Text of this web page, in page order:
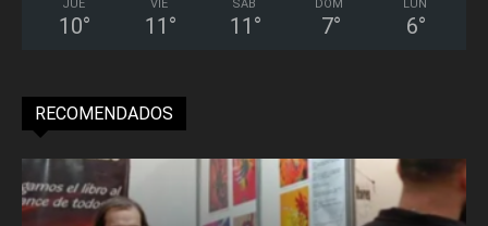
JUE
10°
VIE
11 °
SÁB
11 °
DOM
7°
LUN
6°
RECOMENDADOS